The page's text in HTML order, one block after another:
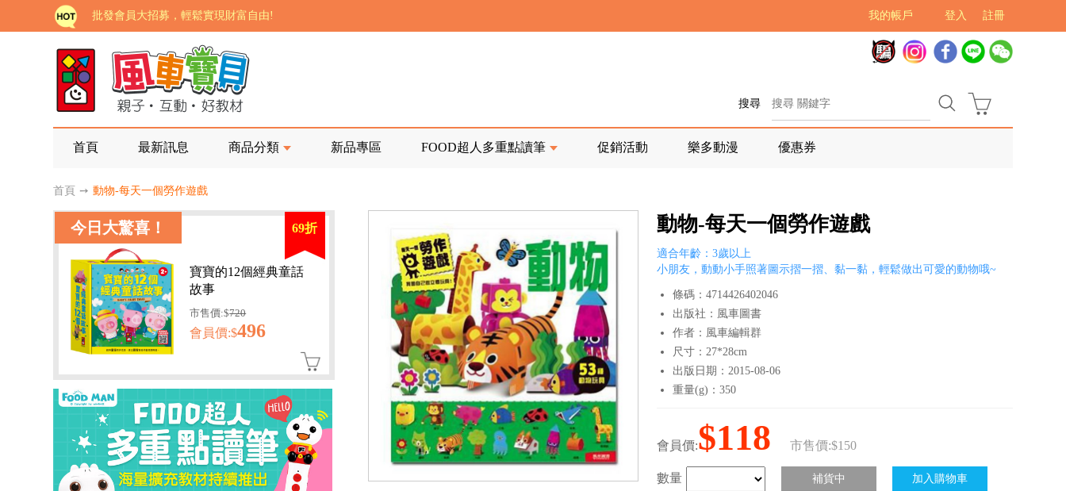
註冊
登入
我的帳戶
批發會員大招募，輕鬆實現財富自由!
如需更改或重開發票 需在訂單成立三天內通知客服 寄回發票需附上回郵郵票
老師您好!!幼教會員火熱招募中~
海外購物免煩惱！點我查看『海外購物流程說明』
家長樂了!「風車書版集團暨FOOD超人企業總部」目前正興建中!
老師您好!!幼教會員火熱招募中~
海外購物免煩惱！點我查看『海外購物流程說明』
搜尋
首頁 最新訊息 商品分類 新品專區 FOOD超人多重點讀筆 促銷活動 樂多動漫 優惠券
首頁 ➙ 動物-每天一個勞作遊戲
今日大驚喜！ 69折
寶寶的12個經典童話
故事
市售價:$720
會員價:$496
動物-每天一個勞作遊戲
適合年齡：3歲以上
小朋友，動動小手照著圖示摺一摺、黏一黏，輕鬆做出可愛的動物哦~
條碼：4714426402046
出版社：風車圖書
作者：風車編輯群
尺寸：27*28cm
出版日期：2015-08-06
重量(g)：350
會員價:$118 市售價:$150
數量